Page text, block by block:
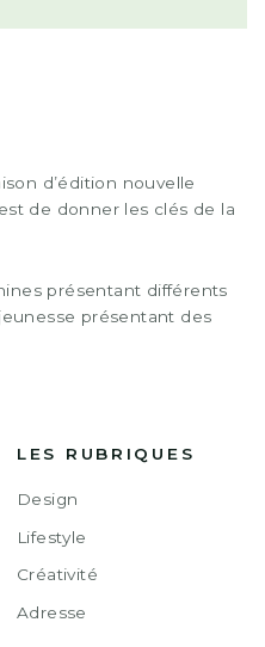
d’édition nouvelle
de donner les clés de la
présentant différents
présentant des
LES RUBRIQUES
Design
Lifestyle
Créativité
Adresse